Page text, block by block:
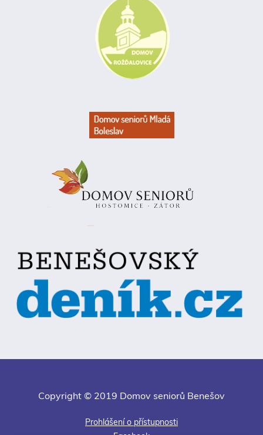
Copyright © 2019 Domov seniorů Benešov
Prohlášení o přístupnosti